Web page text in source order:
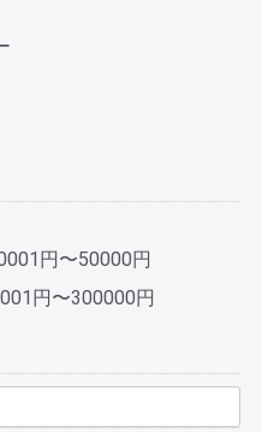
円〜50000円
円〜300000円